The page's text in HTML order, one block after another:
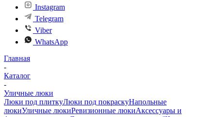
Instagram
Telegram
Viber
WhatsApp
Главная
-
Каталог
-
Уличные люки
Люки под плиткуЛюки под покраскуНапольные
люкиУличные люкиРевизионные люкиАксессуары и